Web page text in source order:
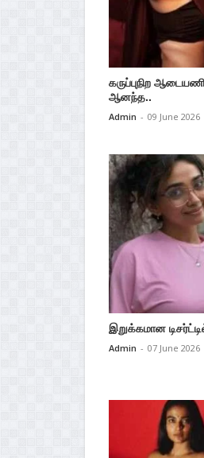
கருப்புநிற
ஆனந்த..
Admin - 09 June 2026
இறுக்கமான
Admin - 07 June 2026